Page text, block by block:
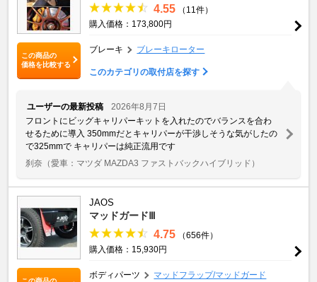
この商品の
価格を比較する
4.55
（11件）
購入価格：173,800円
ブレーキ ブレーキローター
このカテゴリの取付店を探す
ユーザーの最新投稿
2026年8月7日
フロントにビッグキャリパーキットを入れたのでバランスを合わ
せるために導入 350mmだとキャリパーが干渉しそうな気がしたの
で325mmで キャリパーは純正流用です
刹奈 （愛車：マツダ MAZDA3 ファストバックハイブリッド）
JAOS
マッドガードⅢ
4.75
（656件）
購入価格：15,930円
ボディパーツ マッドフラップ/マッドガード